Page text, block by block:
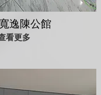
逸陳公館
看更多